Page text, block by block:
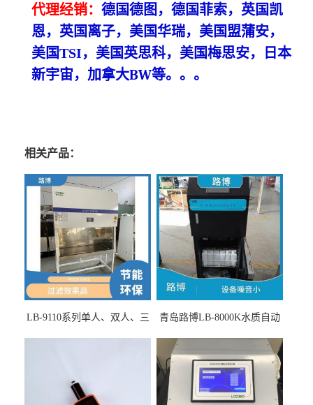
代理经销： 德国德图，德国菲索，英国凯
恩，英国离子，美国华瑞， 美国盟蒲安，
美国TSI， 美国英思科，美国梅思安，日本
新宇宙，加拿大BW等。。。
相关产品：
LB-9110系列单人、双人、三
青岛路博LB-8000K水质自动